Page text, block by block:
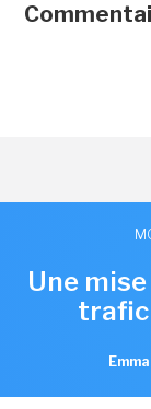
Une
trafic